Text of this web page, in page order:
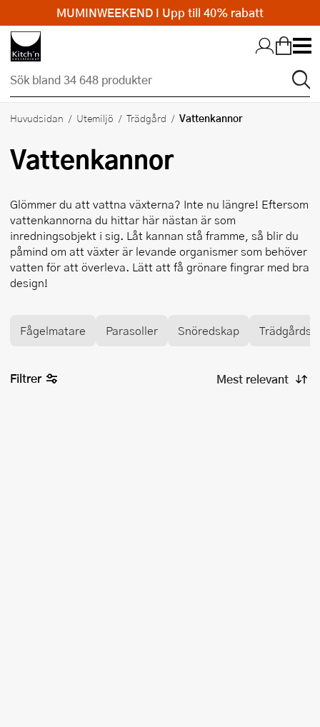
Hopp till huvudinnehållet
Huvudsidan Utemiljö Trädgård Vattenkannor
Vattenkannor
Glömmer du att vattna växterna? Inte nu längre! Eftersom
vattenkannorna du hittar här nästan är som
inredningsobjekt i sig. Låt kannan stå framme, så blir du
påmind om att växter är levande organismer som behöver
vatten för att överleva. Lätt att få grönare fingrar med bra
design!
Fågelmatare Parasoller Snöredskap
Filtrer
MUMINWEEKEND I Upp till 40% rabatt